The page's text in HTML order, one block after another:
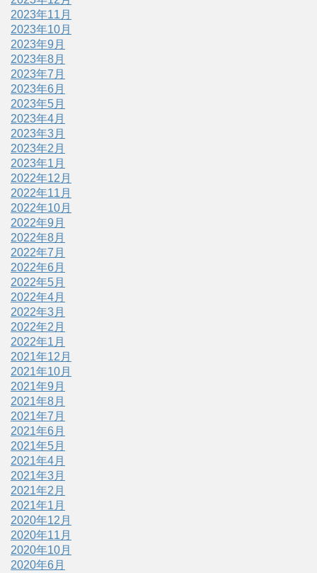
2023年11月
2023年10月
2023年9月
2023年8月
2023年7月
2023年6月
2023年5月
2023年4月
2023年3月
2023年2月
2023年1月
2022年12月
2022年11月
2022年10月
2022年9月
2022年8月
2022年7月
2022年6月
2022年5月
2022年4月
2022年3月
2022年2月
2022年1月
2021年12月
2021年10月
2021年9月
2021年8月
2021年7月
2021年6月
2021年5月
2021年4月
2021年3月
2021年2月
2021年1月
2020年12月
2020年11月
2020年10月
2020年6月